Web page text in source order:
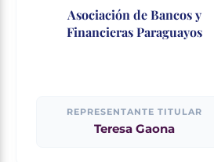
Asociación de Bancos y
Financieras Paraguayos
REPRESENTANTE TITULAR
Teresa Gaona